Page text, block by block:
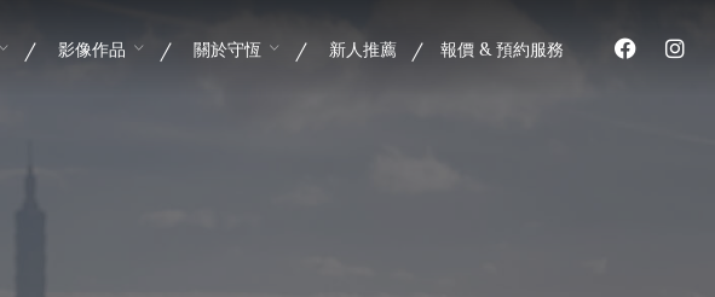
影像作品 關於守恆 新人推薦 報價 & 預約服務